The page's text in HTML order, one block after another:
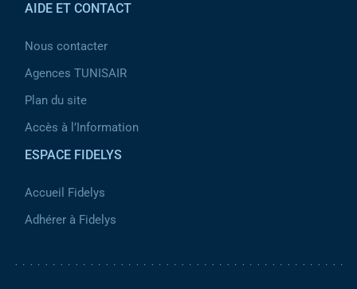
AIDE ET CONTACT
Nous contacter
Agences TUNISAIR
Plan du site
Accès à l’Information
ESPACE FIDELYS
Accueil Fidelys
Adhérer à Fidelys